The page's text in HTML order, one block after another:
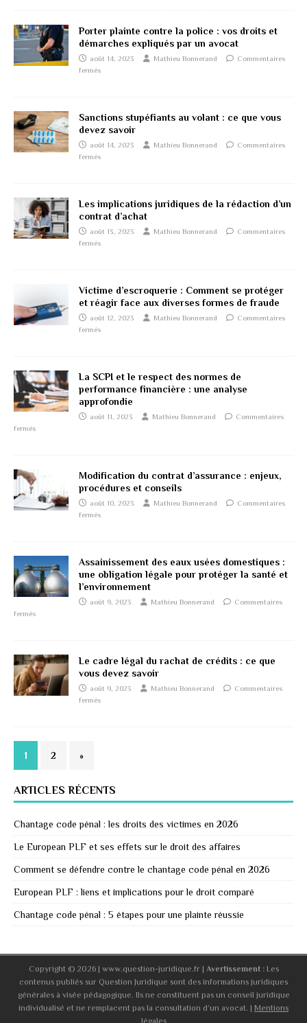
Porter plainte contre la police : vos droits et
démarches expliqués par un avocat
août 14, 2023 Mathieu Bonnerand
Commentaires
fermés
Sanctions stupéfiants au volant : ce que vous
devez savoir
août 14, 2023 Mathieu Bonnerand
Commentaires
fermés
Les implications juridiques de la rédaction d’un
contrat d’achat
août 13, 2023 Mathieu Bonnerand
Commentaires
fermés
Victime d’escroquerie : Comment se protéger
et réagir face aux diverses formes de fraude
août 12, 2023 Mathieu Bonnerand
Commentaires
fermés
La SCPI et le respect des normes de
performance financière : une analyse
approfondie
août 11, 2023 Mathieu Bonnerand
Commentaires
fermés
Modification du contrat d’assurance : enjeux,
procédures et conseils
août 10, 2023 Mathieu Bonnerand
Commentaires
fermés
Assainissement des eaux usées domestiques :
une obligation légale pour protéger la santé et
l’environnement
août 9, 2023 Mathieu Bonnerand
Commentaires
fermés
Le cadre légal du rachat de crédits : ce que
vous devez savoir
août 9, 2023 Mathieu Bonnerand
Commentaires
fermés
1 2 »
ARTICLES RÉCENTS
Chantage code pénal : les droits des victimes en 2026
Le European PLF et ses effets sur le droit des affaires
Comment se défendre contre le chantage code pénal en 2026
European PLF : liens et implications pour le droit comparé
Chantage code pénal : 5 étapes pour une plainte réussie
Copyright © 2026 | www.question-juridique.fr | Avertissement :Les
contenus publiés sur Question Juridique sont des informations juridiques
générales à visée pédagogique. Ils ne constituent pas un conseil juridique
individualisé et ne remplacent pas la consultation d’un avocat. | Mentions
légales